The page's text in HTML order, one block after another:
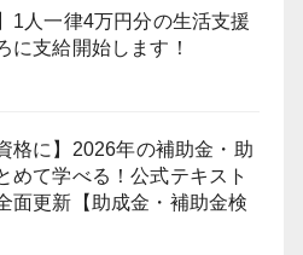
1人一律4万円分の生活支援
に支給開始します！
格に】2026年の補助金・助
めて学べる！公式テキスト
面更新【助成金・補助金検